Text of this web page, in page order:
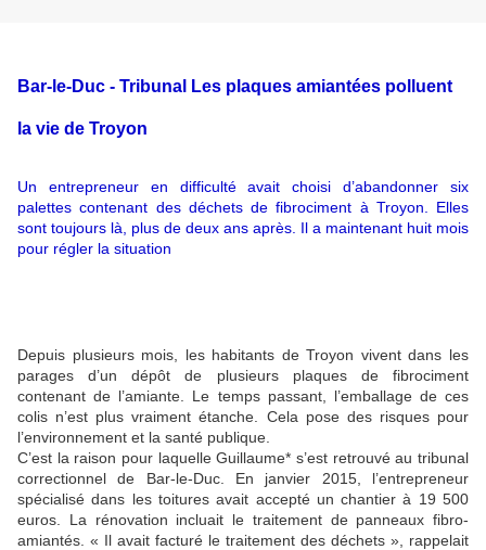
Bar-le-Duc - Tribunal Les plaques amiantées polluent
la vie de Troyon
Un entrepreneur en difficulté avait choisi d’abandonner six
palettes contenant des déchets de fibrociment à Troyon. Elles
sont toujours là, plus de deux ans après. Il a maintenant huit mois
pour régler la situation
Depuis plusieurs mois, les habitants de Troyon vivent dans les
parages d’un dépôt de plusieurs plaques de fibrociment
contenant de l’amiante. Le temps passant, l’emballage de ces
colis n’est plus vraiment étanche. Cela pose des risques pour
l’environnement et la santé publique.
C’est la raison pour laquelle Guillaume* s’est retrouvé au tribunal
correctionnel de Bar-le-Duc. En janvier 2015, l’entrepreneur
spécialisé dans les toitures avait accepté un chantier à 19 500
euros. La rénovation incluait le traitement de panneaux fibro-
amiantés. « Il avait facturé le traitement des déchets », rappelait